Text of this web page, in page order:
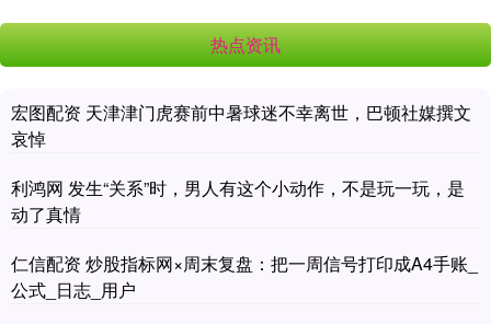
热点资讯
宏图配资 天津津门虎赛前中暑球迷不幸离世，巴顿社媒撰文
哀悼
利鸿网 发生“关系”时，男人有这个小动作，不是玩一玩，是
动了真情
仁信配资 炒股指标网×周末复盘：把一周信号打印成A4手账_
公式_日志_用户